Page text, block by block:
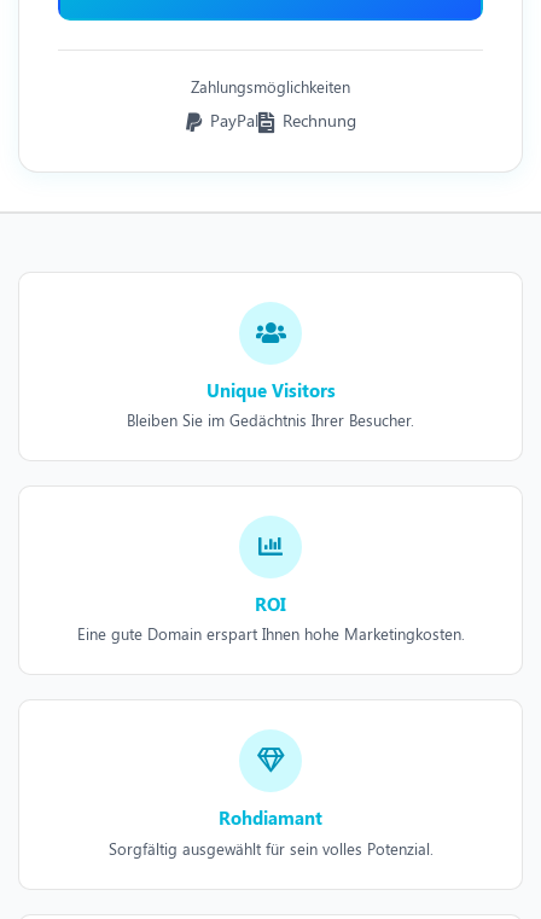
Zahlungsmöglichkeiten
PayPal Rechnung
Unique Visitors
Bleiben Sie im Gedächtnis Ihrer Besucher.
ROI
Eine gute Domain erspart Ihnen hohe Marketingkosten.
Rohdiamant
Sorgfältig ausgewählt für sein volles Potenzial.